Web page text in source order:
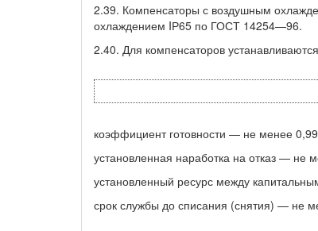
2.39. Компенсаторы с воздушным
охлаждением IР65 по ГОСТ 14254—96.
2.40. Для компенсаторов
коэффициент готовности — не менее
установленная наработка на отказ — не
установленный ресурс между
срок службы до списания (снятия) — не